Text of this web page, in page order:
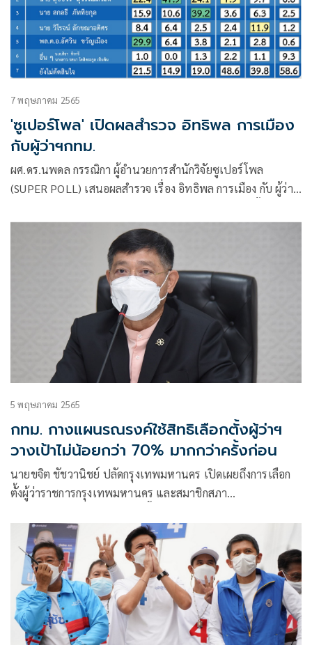
7 พฤษภาคม 2565
'ซูเปอร์โพล' เปิดผลสำรวจ อิทธิพล การเมือง
กับผู้ว่าฯกทม.
ผศ.ดร.นพดล กรรณิกา ผู้อำนวยการสำนักวิจัยซูเปอร์โพล
(SUPER POLL) เสนอผลสำรวจ เรื่อง อิทธิพล การเมือง กับ ผู้ว่า
กรุงเทพมหานครโดยดำเนินโครงการ
5 พฤษภาคม 2565
กทม. กางแผนรณรงค์ใช้สิทธิเลือกตั้งผู้ว่าฯ
วางเป้าไม่น้อยกว่า 70% มากกว่าครั้งก่อน
นายขจิต ชัชวานิชย์ ปลัดกรุงเทพมหานคร เปิดเผยถึงการเลือก
ตั้งผู้ว่าราชการกรุงเทพมหานคร และสมาชิกสภา
2565 ว่า ขณะนี้เหลือเวลาอีกไม่นานก็จะถึงวันเลือกตั้งแล้ว
กรุงเทพมหานคร